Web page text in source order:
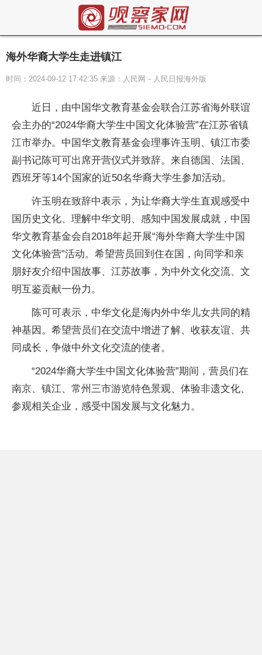
海外华裔大学生走进镇江
时间：2024-09-12 17:42:35 来源：人民网－人民日报海外版
近日，由中国华文教育基金会联合江苏省海外联谊
会主办的“2024华裔大学生中国文化体验营”在江苏省镇
江市举办。中国华文教育基金会理事许玉明、镇江市委
副书记陈可可出席开营仪式并致辞。来自德国、法国、
西班牙等14个国家的近50名华裔大学生参加活动。
许玉明在致辞中表示，为让华裔大学生直观感受中
国历史文化、理解中华文明、感知中国发展成就，中国
华文教育基金会自2018年起开展“海外华裔大学生中国
文化体验营”活动。希望营员回到住在国，向同学和亲
朋好友介绍中国故事、江苏故事，为中外文化交流、文
明互鉴贡献一份力。
陈可可表示，中华文化是海内外中华儿女共同的精
神基因。希望营员们在交流中增进了解、收获友谊、共
同成长，争做中外文化交流的使者。
“2024华裔大学生中国文化体验营”期间，营员们在
南京、镇江、常州三市游览特色景观、体验非遗文化、
参观相关企业，感受中国发展与文化魅力。